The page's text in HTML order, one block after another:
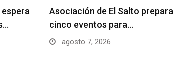
Asociación de El Salto prepara
cinco eventos para…
agosto 7, 2026